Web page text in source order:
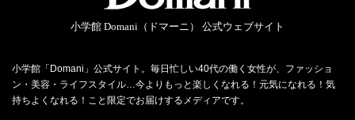
小学館 Domani（ドマーニ） 公式ウェブサイト
小学館「Domani」公式サイト。毎日忙しい40代の働く女性が、ファッショ
ン・美容・ライフスタイル…今よりもっと楽しくなれる！元気になれる！気
持ちよくなれる！こと限定でお届けするメディアです。